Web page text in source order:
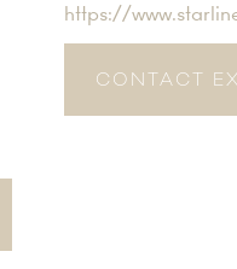
https://
CONTACT